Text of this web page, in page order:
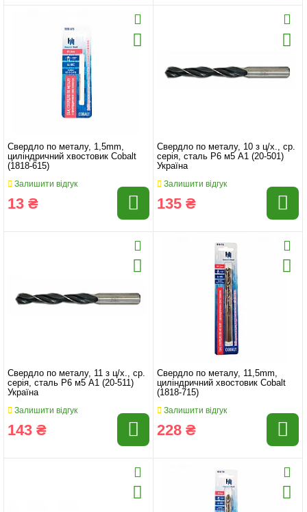
Свердло по металу, 1,5mm,
циліндричний хвостовик Cobalt
(1818-615)
Залишити відгук
13 ₴
Свердло по металу, 10 з ц/х., ср.
серія, сталь Р6 м5 А1 (20-501)
Україна
Залишити відгук
135 ₴
Свердло по металу, 11 з ц/х., ср.
серія, сталь Р6 м5 А1 (20-511)
Україна
Залишити відгук
143 ₴
Свердло по металу, 11,5mm,
циліндричний хвостовик Cobalt
(1818-715)
Залишити відгук
228 ₴